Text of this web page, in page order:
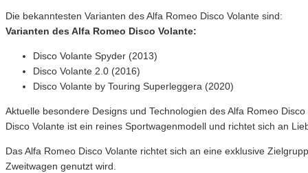
Die bekanntesten Varianten des Alfa Romeo Disco Volante sind:
Varianten des Alfa Romeo Disco Volante:
Disco Volante Spyder (2013)
Disco Volante 2.0 (2016)
Disco Volante by Touring Superleggera (2020)
Aktuelle besondere Designs und Technologien des Alfa Romeo
Disco Volante ist ein reines Sportwagenmodell und richtet sich an
Das Alfa Romeo Disco Volante richtet sich an eine exklusive
Zweitwagen genutzt wird.